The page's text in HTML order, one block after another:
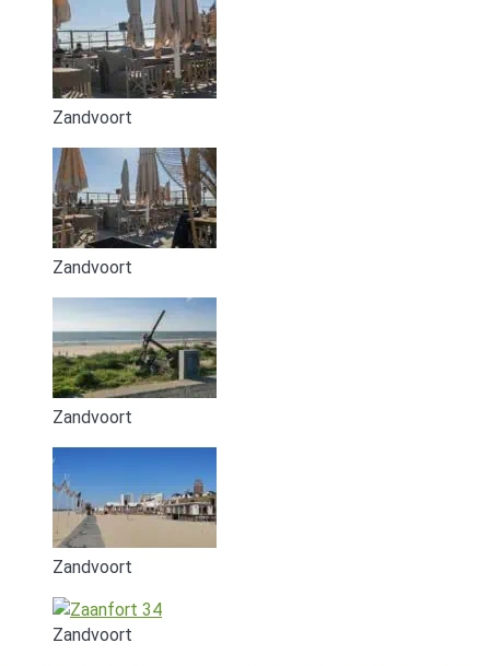
Zandvoort
Zandvoort
Zandvoort
Zandvoort
Zandvoort